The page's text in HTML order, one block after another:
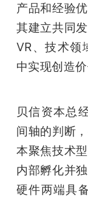
产品和经验
其建立共同
VR、技术领
中实现创造
贝信资本总
间轴的判断
本聚焦技术
内部孵化并
硬件两端具